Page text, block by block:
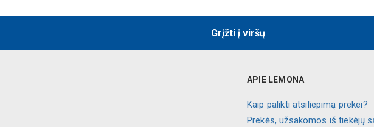
Grįžti į viršų
APIE LEMONA
Kaip palikti atsiliepimą prekei?
Prekės, užsakomos iš tiekėjų